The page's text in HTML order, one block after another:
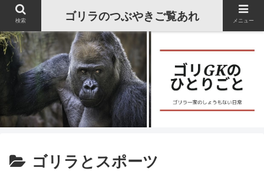
ゴリラとスポーツ
検索 ゴリラのつぶやきご覧あれ メニュー